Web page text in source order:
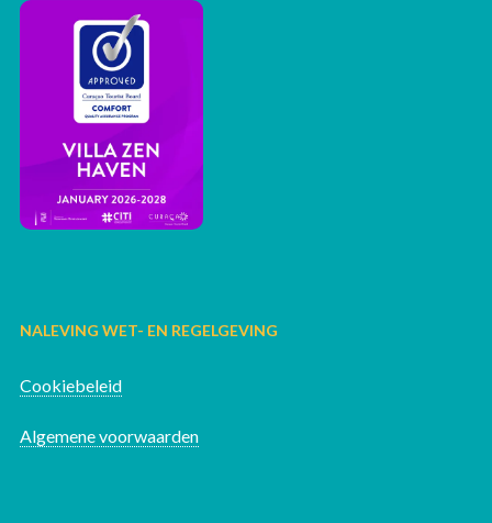
NALEVING WET- EN REGELGEVING
Cookiebeleid
Algemene voorwaarden